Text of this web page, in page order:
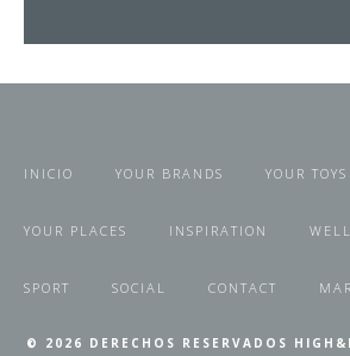
INICIO YOUR BRANDS YOUR TOYS
YOUR PLACES INSPIRATION
SPORT SOCIAL CONTACT
© 2026 DERECHOS RESERVADOS